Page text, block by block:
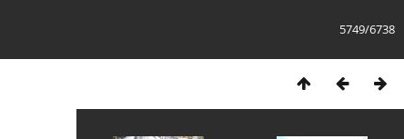
5749/6738